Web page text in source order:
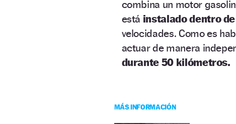
combina un motor
está instalado dentro
velocidades. Como es
actuar de manera
durante 50 kilómetros.
MÁS INFORMACIÓN